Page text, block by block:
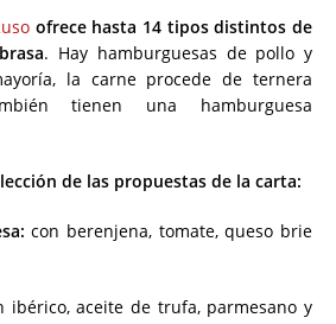
ofrece hasta 14 tipos distintos de
. Hay hamburguesas de pollo y
la carne procede de ternera
tienen una hamburguesa
de las propuestas de la carta:
con berenjena, tomate, queso brie
ibérico, aceite de trufa, parmesano y